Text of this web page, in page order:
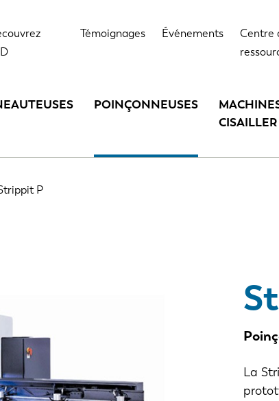
Témoignages Événements
Centre
POINÇONNEUSES
CISAILLER
P
La
Points forts Données techniques